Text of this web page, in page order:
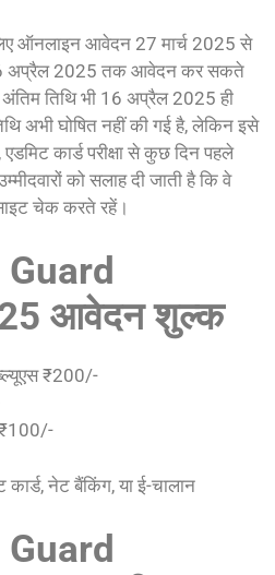
लिए ऑनलाइन आवेदन 27 मार्च 2025 से
अप्रैल 2025 तक आवेदन कर सकते
तिथि भी 16 अप्रैल 2025 ही
अभी घोषित नहीं की गई है, लेकिन इसे
एडमिट कार्ड परीक्षा से कुछ दिन पहले
को सलाह दी जाती है कि वे
चेक करते रहें।
आवेदन शुल्क
₹200/-
₹100/-
कार्ड, नेट बैंकिंग, या ई-चालान